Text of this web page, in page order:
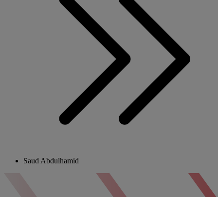
Saud Abdulhamid